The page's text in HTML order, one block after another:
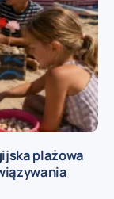
plażowa